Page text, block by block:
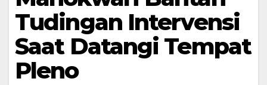
Tudingan Intervensi
Saat Datangi Tempat
Pleno